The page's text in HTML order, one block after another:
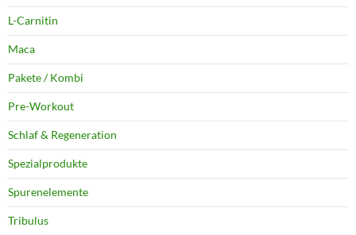
L-Carnitin
Maca
Pakete / Kombi
Pre-Workout
Schlaf & Regeneration
Spezialprodukte
Spurenelemente
Tribulus